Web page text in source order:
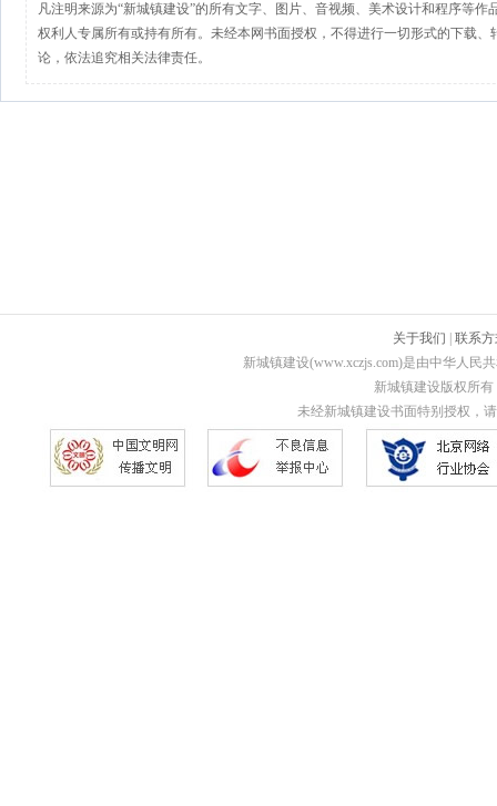
凡注明来源为“新城镇建设”的所有文字、图片、音视频、美术设计和程序等作
权利人专属所有或持有所有。未经本网书面授权，不得进行一切形式的下载、
论，依法追究相关法律责任。
关于我们
联系
新城镇建设(www.xczjs.com)是由中华人民
新城镇建设版权所有
未经新城镇建设书面特别授权，